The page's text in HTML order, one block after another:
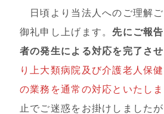
日頃より当法人へのご理解ご
御礼申し上げます。 先にご報
者の発生による対応を完了さ
り上大類病院及び介護老人保
の業務を通常の対応といたしま
止でご迷惑をお掛けしました